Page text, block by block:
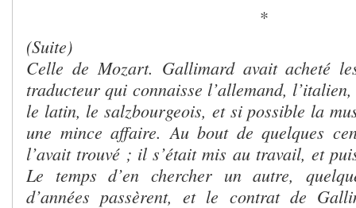
*
(Suite)
Celle de Mozart. Gallimard avait acheté
traducteur qui connaisse l’allemand,
le latin, le salzbourgeois, et si possible la
une mince affaire. Au bout de quelques
l’avait trouvé ; il s’était mis au travail, et
Le temps d’en chercher un autre,
d’années passèrent, et le contrat de